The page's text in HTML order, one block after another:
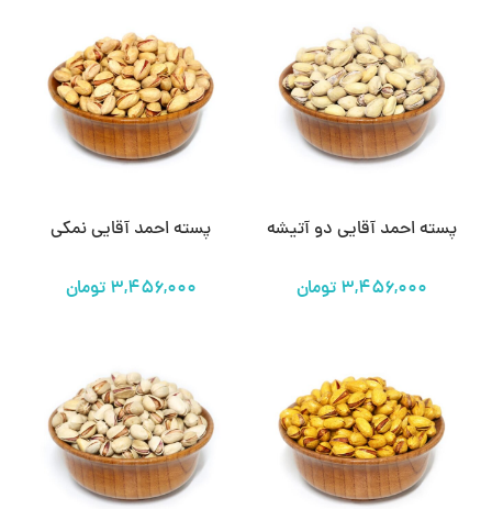
پسته احمد آقایی دو آتیشه پسته احمد آقایی نمکی